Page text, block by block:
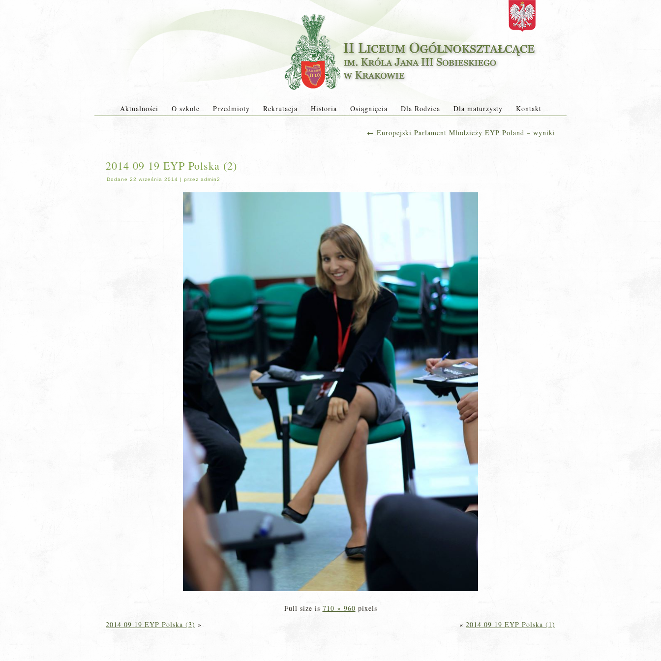
Aktualności O szkole Przedmioty Rekrutacja Historia Osiągnięcia Dla Rodzica Dla maturzysty Kontakt
← Europejski Parlament Młodzieży EYP Poland – wyniki
2014 09 19 EYP Polska (2)
Dodane 22 września 2014 | przez admin2
Full size is 710 × 960 pixels
2014 09 19 EYP Polska (3) » « 2014 09 19 EYP Polska (1)